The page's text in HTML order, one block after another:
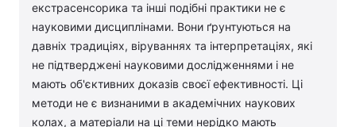
екстрасенсорика та інші подібні практики не є
науковими дисциплінами. Вони ґрунтуються на
давніх традиціях, віруваннях та інтерпретаціях, які
не підтверджені науковими дослідженнями і не
мають об'єктивних доказів своєї ефективності. Ці
методи не є визнаними в академічних наукових
колах, а матеріали на ці теми нерідко мають